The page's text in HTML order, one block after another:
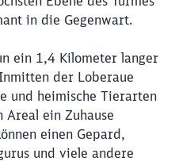
in die Gegenwart.
ein 1,4 Kilometer langer
der Loberaue
und heimische Tierarten
ein Zuhause
einen Gepard,
und viele andere